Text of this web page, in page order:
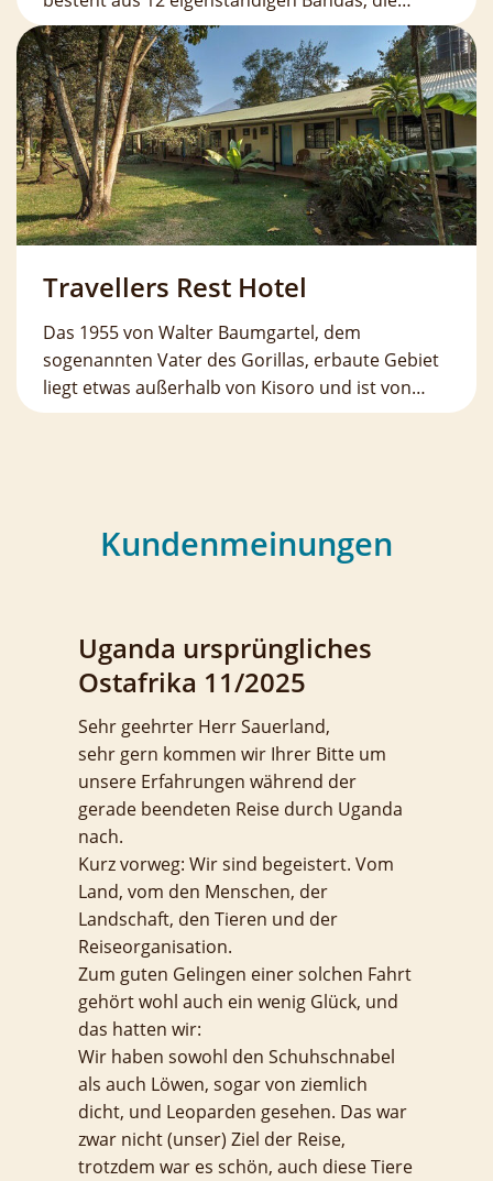
Travellers Rest Hotel
Das 1955 von Walter Baumgartel, dem
sogenannten Vater des Gorillas, erbaute Gebiet
liegt etwas außerhalb von Kisoro und ist von…
Kundenmeinungen
Uganda ursprüngliches
Ostafrika 11/2025
Sehr geehrter Herr Sauerland,
sehr gern kommen wir Ihrer Bitte um
unsere Erfahrungen während der
gerade beendeten Reise durch Uganda
nach.
Kurz vorweg: Wir sind begeistert. Vom
Land, vom den Menschen, der
Landschaft, den Tieren und der
Reiseorganisation.
Zum guten Gelingen einer solchen Fahrt
gehört wohl auch ein wenig Glück, und
das hatten wir:
Wir haben sowohl den Schuhschnabel
als auch Löwen, sogar von ziemlich
dicht, und Leoparden gesehen. Das war
zwar nicht (unser) Ziel der Reise,
trotzdem war es schön, auch diese Tiere